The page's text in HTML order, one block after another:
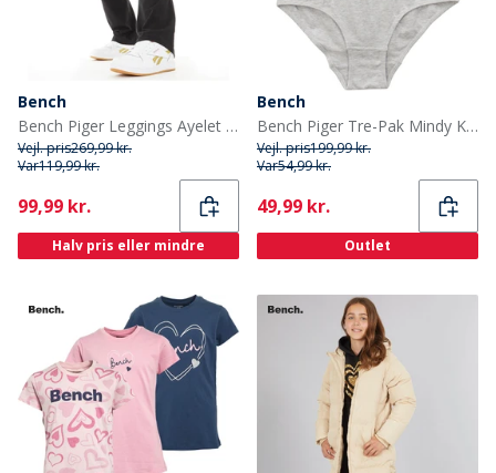
Bench
Bench Piger Leggings Ayelet Puff Print Sort
Vejl. pris269,99 kr.
Var119,99 kr.
Current
99,99 kr.
Halv pris eller mindre
Bench
Bench Piger Tre-Pak Mindy Knickers Multi
Vejl. pris199,99 kr.
Var54,99 kr.
Current
49,99 kr.
Outlet